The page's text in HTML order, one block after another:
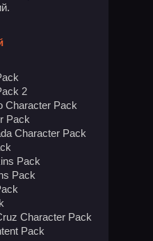
2
Character Pack
Pack
Character Pack
Pack
Pack
Character Pack
Pack